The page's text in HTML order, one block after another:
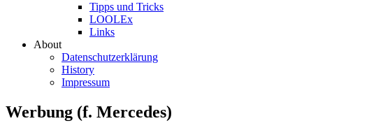
Tipps und Tricks
LOOLEx
Links
About
Datenschutzerklärung
History
Impressum
Werbung (f. Mercedes)